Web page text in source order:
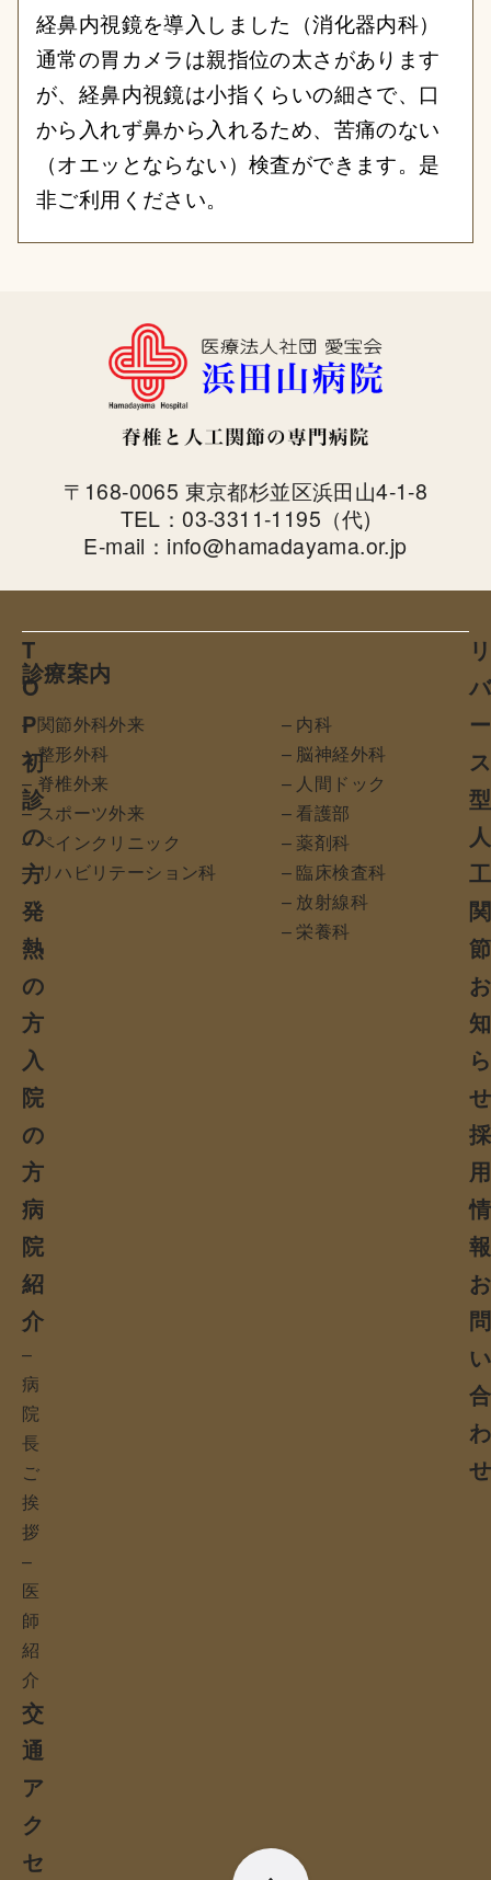
経鼻内視鏡を導入しました（消化器内科）
通常の胃カメラは親指位の太さがあります
が、経鼻内視鏡は小指くらいの細さで、口
から入れず鼻から入れるため、苦痛のない
（オエッとならない）検査ができます。是
非ご利用ください。
〒168-0065 東京都杉並区浜田山4-1-8
TEL：03-3311-1195（代)
E-mail：info@hamadayama.or.jp
T
O
P
初
診
の
方
発
熱
の
方
入
院
の
方
病
院
紹
介
–
病
院
長
ご
挨
拶
–
医
師
紹
介
交
通
ア
ク
セ
診療案内
– 関節外科外来
– 整形外科
– 脊椎外来
– スポーツ外来
– ペインクリニック
– リハビリテーション科
– 内科
– 脳神経外科
– 人間ドック
– 看護部
– 薬剤科
– 臨床検査科
– 放射線科
– 栄養科
リ
バ
ー
ス
型
人
工
関
節
お
知
ら
せ
採
用
情
報
お
問
い
合
わ
せ